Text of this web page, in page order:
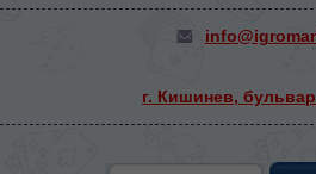
г. Кишинев,